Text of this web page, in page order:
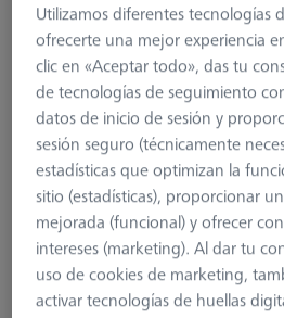
Utilizamos diferentes tecnologías
ofrecerte una mejor experiencia
clic en «Aceptar todo», das tu
de tecnologías de seguimiento
datos de inicio de sesión y
sesión seguro (técnicamente
estadísticas que optimizan la
sitio (estadísticas), proporcionar
mejorada (funcional) y ofrecer
intereses (marketing). Al dar tu
uso de cookies de marketing,
activar tecnologías de huellas